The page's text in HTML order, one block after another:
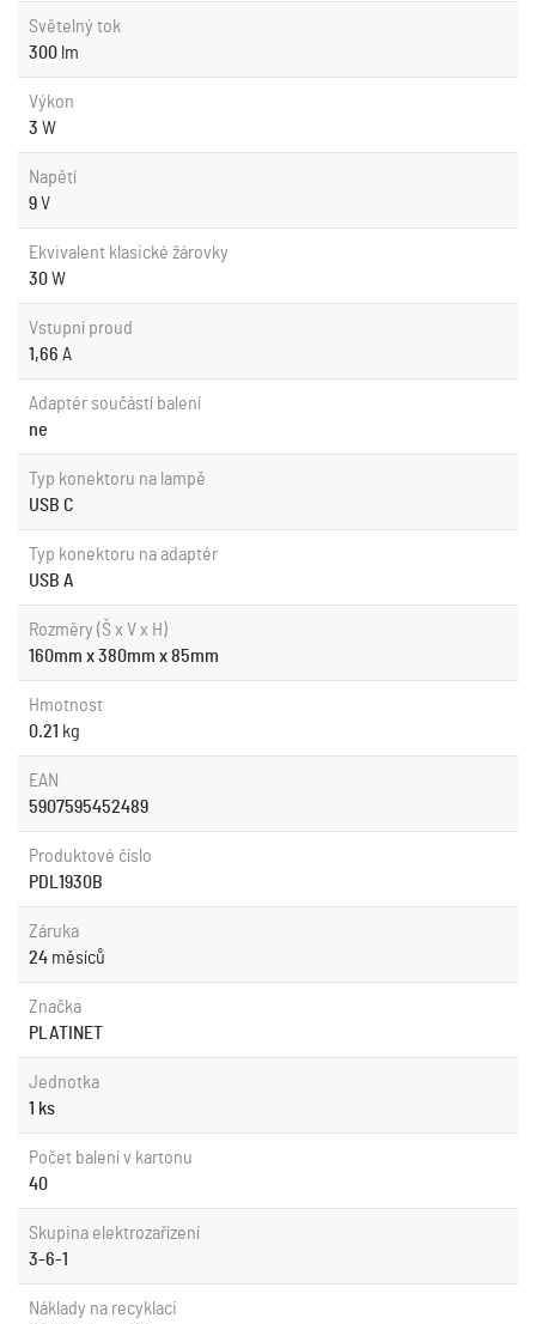
Světelný tok
300 lm
Výkon
3 W
Napětí
9V
Ekvivalent klasické žárovky
30W
Vstupní proud
1,66 A
Adaptér součástí balení
ne
Typ konektoru na lampě
USB C
Typ konektoru na adaptér
USB A
Rozměry (Š x V x H)
160mm x 380mm x 85mm
Hmotnost
0.21 kg
EAN
5907595452489
Produktové číslo
PDL1930B
Záruka
24 měsíců
Značka
PLATINET
Jednotka
1 ks
Počet balení v kartonu
40
Skupina elektrozařízení
3-6-1
Náklady na recyklaci